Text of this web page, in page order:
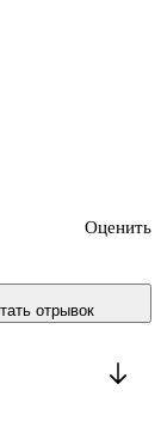
отрывок
Оценить